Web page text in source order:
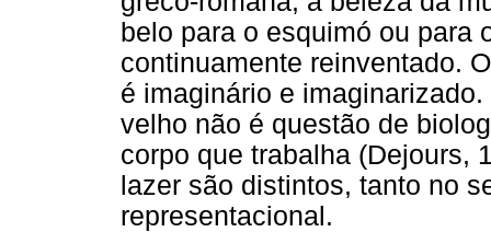
belo para o esquimó ou para
continuamente reinventado.
é imaginário e
velho não é questão de
corpo que trabalha (Dejours,
lazer são distintos, tanto no
representacional.